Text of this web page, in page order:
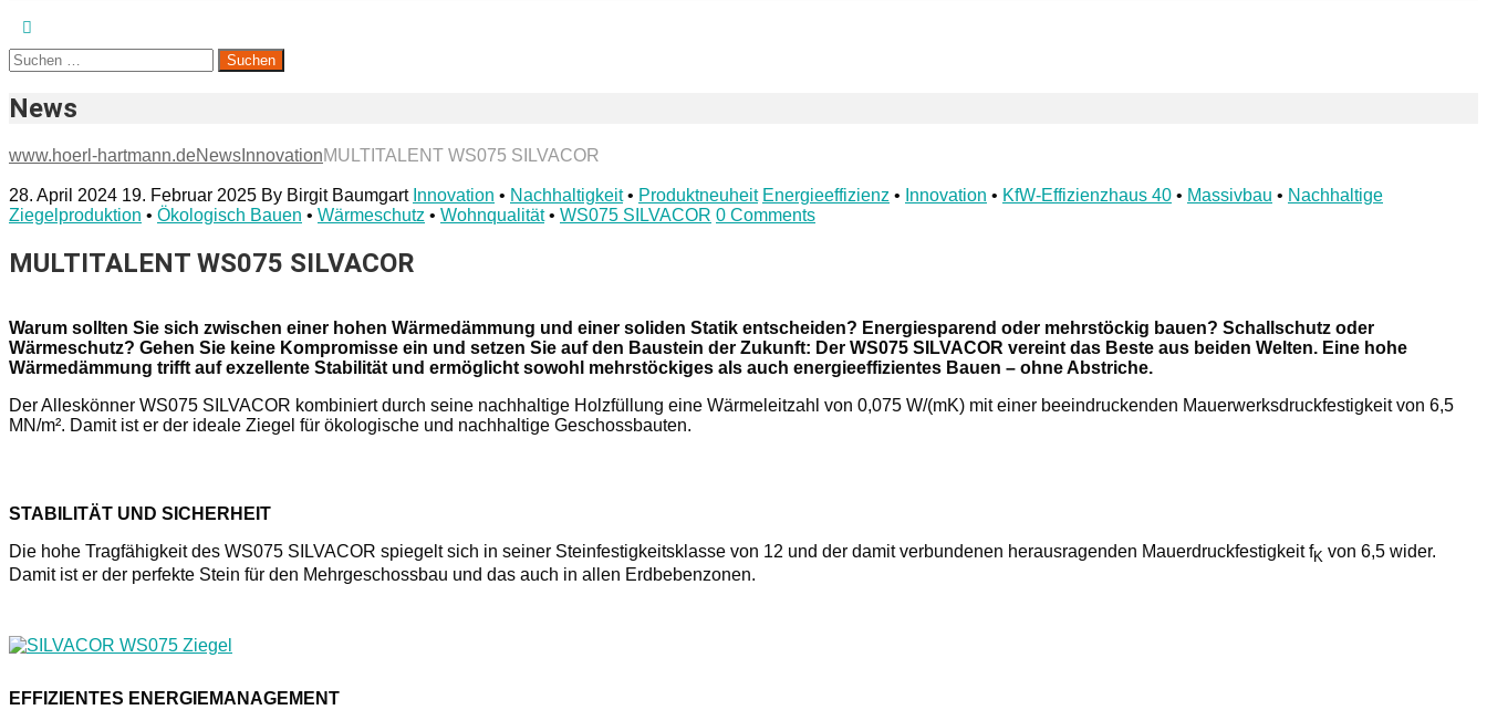
Suchen
nach:
News
www.hoerl-hartmann.deNews InnovationMULTITALENT WS075 SILVACOR
28. April 2024 19. Februar 2025 By Birgit Baumgart Innovation • Nachhaltigkeit• Produktneuheit Energieeffizienz • Innovation • KfW-Effizienzhaus 40 • Massivbau • Nachhaltige
Ziegelproduktion • Ökologisch Bauen • Wärmeschutz • Wohnqualität• WS075 SILVACOR 0 Comments
MULTITALENT WS075 SILVACOR
Warum sollten Sie sich zwischen einer hohen Wärmedämmung und einer soliden Statik entscheiden? Energiesparend oder mehrstöckig bauen? Schallschutz oder
Wärmeschutz? Gehen Sie keine Kompromisse ein und setzen Sie auf den Baustein der Zukunft: Der WS075 SILVACOR vereint das Beste aus beiden Welten. Eine hohe
Wärmedämmung trifft auf exzellente Stabilität und ermöglicht sowohl mehrstöckiges als auch energieeffizientes Bauen – ohne Abstriche.
Der Alleskönner WS075 SILVACOR kombiniert durch seine nachhaltige Holzfüllung eine Wärmeleitzahl von 0,075 W/(mK) mit einer beeindruckenden Mauerwerksdruckfestigkeit von 6,5
MN/m². Damit ist er der ideale Ziegel für ökologische und nachhaltige Geschossbauten.
STABILITÄT UND SICHERHEIT
Die hohe Tragfähigkeit des WS075 SILVACOR spiegelt sich in seiner Steinfestigkeitsklasse von 12 und der damit verbundenen herausragenden Mauerdruckfestigkeit fK von 6,5 wider.
Damit ist er der perfekte Stein für den Mehrgeschossbau und das auch in allen Erdbebenzonen.
EFFIZIENTES ENERGIEMANAGEMENT